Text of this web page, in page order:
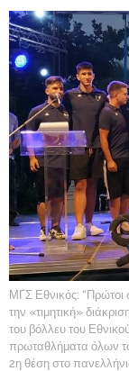
ΜΓΣ Εθνικός: “Πρώτοι
την «τιμητική»
του βόλλευ του
πρωταθλήματα όλων
2η θέση στο